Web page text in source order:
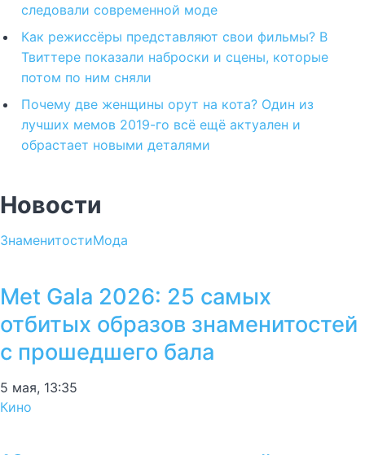
следовали современной моде
Как режиссёры представляют свои фильмы? В
Твиттере показали наброски и сцены, которые
потом по ним сняли
Почему две женщины орут на кота? Один из
лучших мемов 2019-го всё ещё актуален и
обрастает новыми деталями
Новости
ЗнаменитостиМода
Met Gala 2026: 25 самых
отбитых образов знаменитостей
с прошедшего бала
5 мая, 13:35
Кино